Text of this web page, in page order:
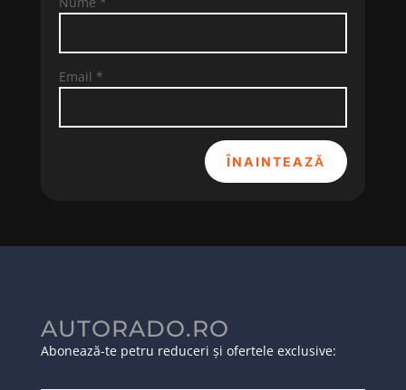
Email *
ÎNAINTEAZĂ
AUTORADO.RO
Abonează-te petru reduceri și ofertele exclusive: